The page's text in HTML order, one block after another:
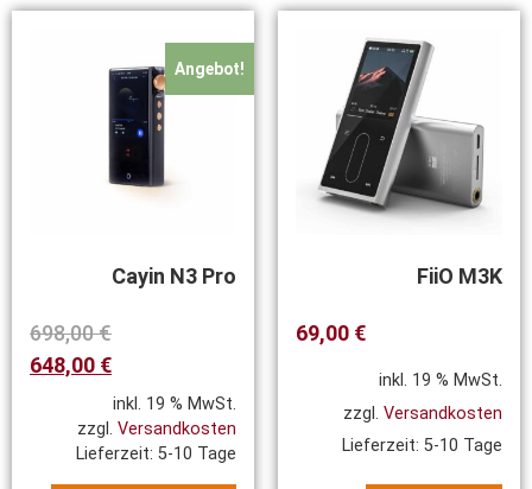
Angebot!
Cayin N3 Pro
698,00€
648,00 €
inkl. 19 % MwSt.
zzgl. Versandkosten
Lieferzeit: 5-10 Tage
FiiO M3K
69,00 €
inkl. 19 % MwSt.
zzgl. Versandkosten
Lieferzeit: 5-10 Tage